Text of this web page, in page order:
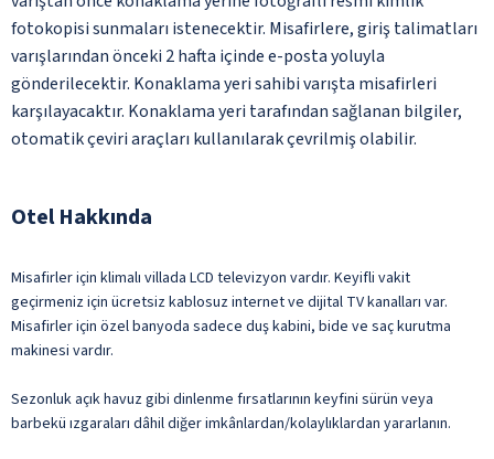
fotokopisi sunmaları istenecektir. Misafirlere, giriş talimatları
varışlarından önceki 2 hafta içinde e-posta yoluyla
gönderilecektir. Konaklama yeri sahibi varışta misafirleri
karşılayacaktır. Konaklama yeri tarafından sağlanan bilgiler,
otomatik çeviri araçları kullanılarak çevrilmiş olabilir.
Otel Hakkında
Misafirler için klimalı villada LCD televizyon vardır. Keyifli vakit
geçirmeniz için ücretsiz kablosuz internet ve dijital TV kanalları var.
Misafirler için özel banyoda sadece duş kabini, bide ve saç kurutma
makinesi vardır.
Sezonluk açık havuz gibi dinlenme fırsatlarının keyfini sürün veya
barbekü ızgaraları dâhil diğer imkânlardan/kolaylıklardan yararlanın.